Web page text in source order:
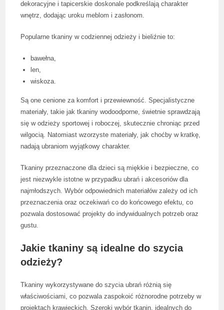
dekoracyjne i tapicerskie doskonale podkreślają charakter
wnętrz, dodając uroku meblom i zasłonom.
Popularne tkaniny w codziennej odzieży i bieliźnie to:
bawełna,
len,
wiskoza.
Są one cenione za komfort i przewiewność. Specjalistyczne
materiały, takie jak tkaniny wodoodporne, świetnie sprawdzają
się w odzieży sportowej i roboczej, skutecznie chroniąc przed
wilgocią. Natomiast wzorzyste materiały, jak choćby w kratkę,
nadają ubraniom wyjątkowy charakter.
Tkaniny przeznaczone dla dzieci są miękkie i bezpieczne, co
jest niezwykle istotne w przypadku ubrań i akcesoriów dla
najmłodszych. Wybór odpowiednich materiałów zależy od ich
przeznaczenia oraz oczekiwań co do końcowego efektu, co
pozwala dostosować projekty do indywidualnych potrzeb oraz
gustu.
Jakie tkaniny są idealne do szycia
odzieży?
Tkaniny wykorzystywane do szycia ubrań różnią się
właściwościami, co pozwala zaspokoić różnorodne potrzeby w
projektach krawieckich. Szeroki wybór tkanin, idealnych do